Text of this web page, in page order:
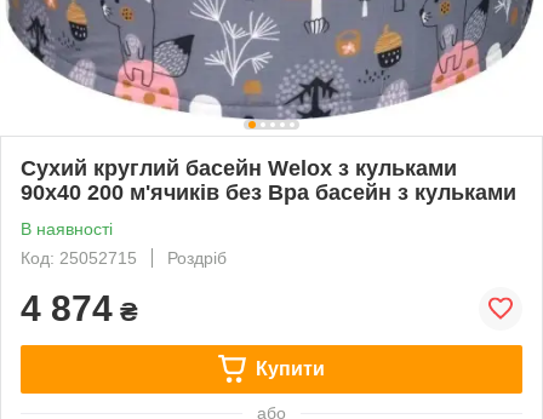
Сухий круглий басейн Welox з кульками
90x40 200 м'ячиків без Bpa басейн з кульками
В наявності
Код: 25052715
Роздріб
4 874 ₴
Купити
або